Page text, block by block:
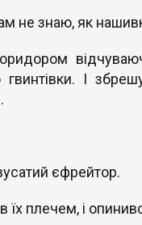
не знаю, як
І
єфрейтор.
плечем, і